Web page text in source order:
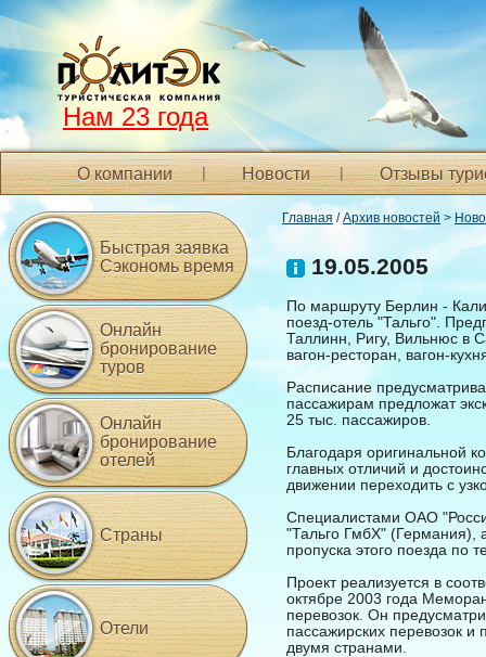
Нам 23 года
О компании Новости Отзывы
Главная /Архив новостей >
19.05.2005
По маршруту Берлин -
поезд-отель "Тальго".
Таллинн, Ригу, Вильнюс в
вагон-ресторан, вагон-
Расписание
пассажирам предложат
25 тыс. пассажиров.
Благодаря оригинальной
главных отличий и
движении переходить с
Специалистами ОАО
"Тальго ГмбХ" (Германия),
пропуска этого поезда по
Проект реализуется в
октябре 2003 года
перевозок. Он
пассажирских перевозок
двумя странами.
Быстрая заявка
Сэкономь время
Онлайн
бронирование
туров
Онлайн
бронирование
отелей
Страны
Отели